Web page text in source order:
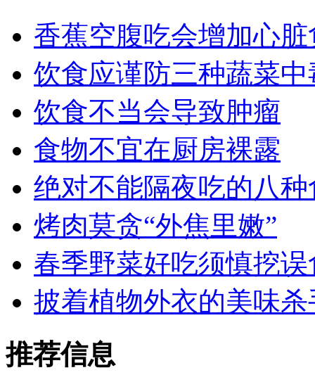
香蕉空腹吃会增加心脏
饮食应谨防三种蔬菜中
饮食不当会导致肿瘤
食物不宜在厨房裸露
绝对不能隔夜吃的八种
烤肉莫贪“外焦里嫩”
春季野菜好吃须慎挖
披着植物外衣的美味
推荐信息